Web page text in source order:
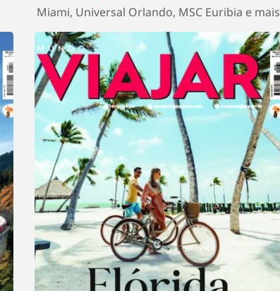
Miami, Universal Orlando, MSC Euribia e mais